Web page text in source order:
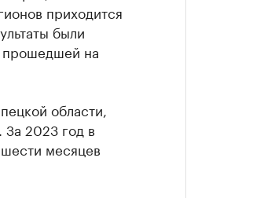
приходится
были
прошедшей на
области,
За 2023 год в
месяцев